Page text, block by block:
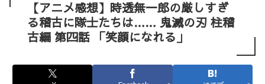
【アニメ感想】時透無一郎の厳しすぎ
る稽古に隊士たちは…… 鬼滅の刃 柱稽
古編 第四話 「笑顔になれる」